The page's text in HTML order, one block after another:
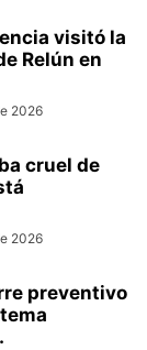
visitó la
Relún en
2026
cruel de
2026
preventivo